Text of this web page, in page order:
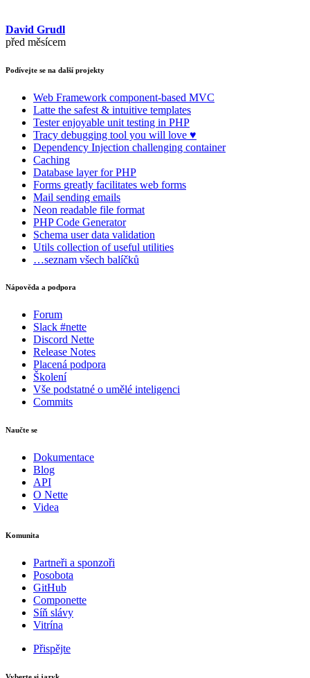
David Grudl
před měsícem
Podívejte se na další projekty
Web Framework component-based MVC
Latte the safest & intuitive templates
Testerenjoyable unit testing in PHP
Tracy debugging tool you will love ♥
Dependency Injection challenging container
Caching
Database layer for PHP
Forms greatly facilitates web forms
Mail sending emails
Neon readable file format
PHP Code Generator
Schema user data validation
Utils collection of useful utilities
…seznam všech balíčků
Nápověda a podpora
Forum
Slack #nette
Discord Nette
Release Notes
Placená podpora
Školení
Vše podstatné o umělé inteligenci
Commits
Naučte se
Dokumentace
Blog
API
O Nette
Videa
Komunita
Partneři a sponzoři
Posobota
GitHub
Componette
Síň slávy
Vitrína
Přispějte